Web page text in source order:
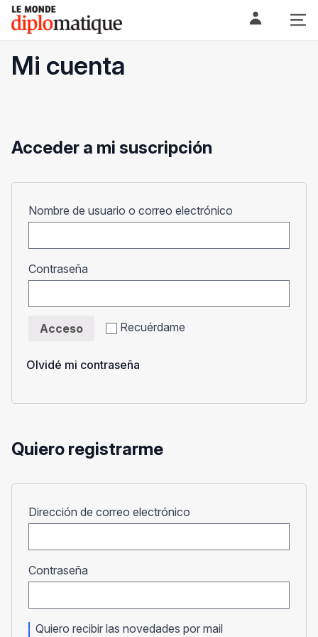
Skip
content
Le monde diplomatique
Mi cuenta
Acceder a mi suscripción
Nombre de usuario o correo electrónico
Contraseña
Recuérdame
Acceso
Olvidé mi contraseña
Quiero registrarme
Dirección de correo electrónico
Contraseña
Quiero recibir las novedades por mail